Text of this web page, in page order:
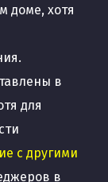
доме, хотя
в
для
с другими
в